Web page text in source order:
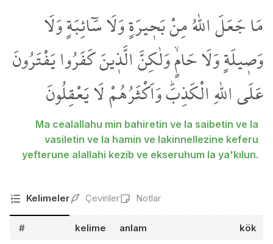
مَا جَعَلَ اللّٰهُ مِنْ بَح۪يرَةٍ وَلَا سَٓائِبَةٍ وَلَا
وَص۪يلَةٍ وَلَا حَامٍۙ وَلٰكِنَّ الَّذ۪ينَ كَفَرُوا يَفْتَرُونَ
عَلَى اللّٰهِ الْكَذِبَۜ وَاَكْثَرُهُمْ لَا يَعْقِلُونَ
Ma cealallahu min bahiretin ve la saibetin ve la
vasiletin ve la hamin ve lakinnellezine keferu
yefterune alallahi kezib ve ekseruhum la ya'kılun.
Kelimeler Çeviriler Notlar
# kelime anlam kök